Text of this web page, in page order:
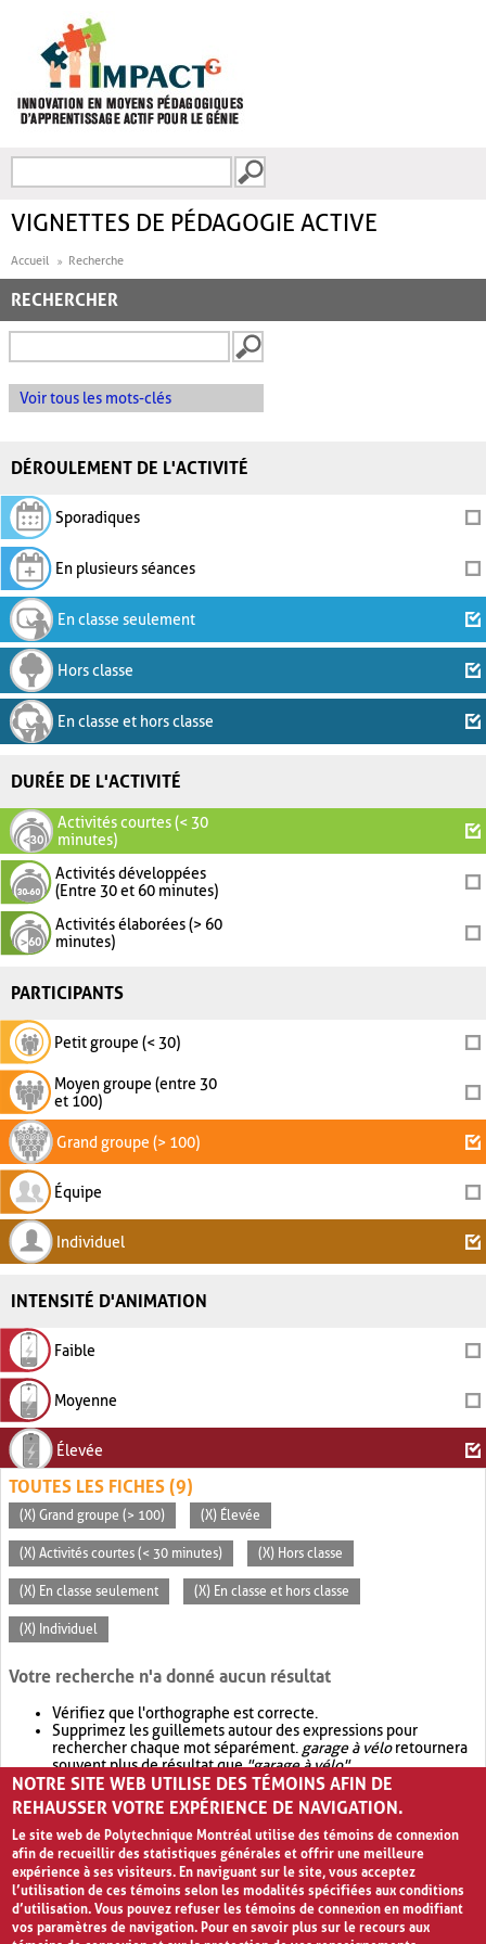
FORMULAIRE DE
VIGNETTES DE PÉDAGOGIE ACTIVE
Accueil Recherche
RECHERCHER
Voir tous les mots-clés
DÉROULEMENT DE L'ACTIVITÉ
Sporadiques
En plusieurs séances
En classe seulement
Hors classe
En classe et hors classe
DURÉE DE L'ACTIVITÉ
Activités courtes (< 30
minutes)
Activités développées
(Entre 30 et 60 minutes)
Activités élaborées (> 60
minutes)
PARTICIPANTS
Petit groupe (< 30)
Moyen groupe (entre 30
et 100)
Grand groupe (> 100)
Équipe
Individuel
INTENSITÉ D'ANIMATION
Faible
Moyenne
Élevée
TOUTES LES FICHES (9)
(X) Grand groupe (> 100) (X) Élevée
(X) Activités courtes (< 30 minutes) (X) Hors classe
(X) En classe seulement (X) En classe et hors classe
(X) Individuel
Votre recherche n'a donné aucun résultat
Vérifiez que l'orthographe est correcte.
Supprimez les guillemets autour des expressions pour
rechercher chaque mot séparément. garage à véloretournera
souvent plus de résultat que"garage à vélo".
Envisagez d'élargir votre recherche avec OR.garage OR vélo
retournera souvent plus de résultat quegarage à vélo
NOTRE SITE WEB UTILISE DES TÉMOINS AFIN DE
REHAUSSER VOTRE EXPÉRIENCE DE NAVIGATION.
Le site web de Polytechnique Montréal utilise des témoins de connexion
afin de recueillir des statistiques générales et offrir une meilleure
expérience à ses visiteurs. En naviguant sur le site, vous acceptez
l’utilisation de ces témoins selon les modalités spécifiées aux conditions
d’utilisation. Vous pouvez refuser les témoins de connexion en modifiant
vos paramètres de navigation. Pour en savoir plus sur le recours aux